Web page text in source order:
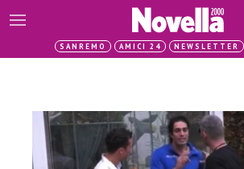
SANREMO AMICI 24 NEWSLETTER